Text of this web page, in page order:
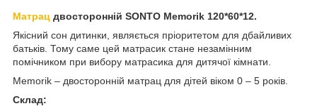
Матрац двосторонній SONTO Memorik 120*60*12.
Якісний сон дитинки, являється пріоритетом для дбайливих
батьків. Тому саме цей матрасик стане незамінним
помічником при вибору матрасика для дитячої кімнати.
Memorik – двосторонній матрац для дітей віком 0 – 5 років.
Склад: